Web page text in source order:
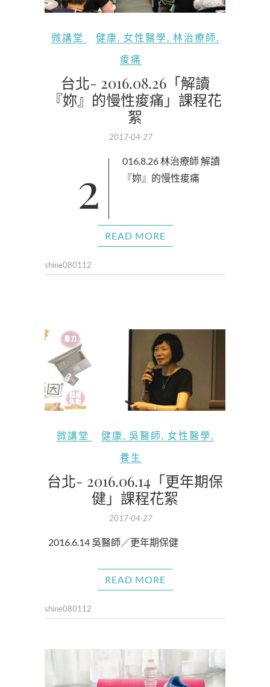
微講堂 健康 女性醫學 林治療師
痠痛
台北- 2016.08.26「解讀
『妳』的慢性痠痛」課程花
絮
2017-04-27
2016.8.26 林治療師 解讀 『妳』的慢性痠痛
READ MORE
shine080112
微講堂 健康, 吳醫師, 女性醫學,
養生
台北- 2016.06.14「更年期保
健」課程花絮
2017-04-27
2016.6.14 吳醫師／更年期保健​
READ MORE
shine080112